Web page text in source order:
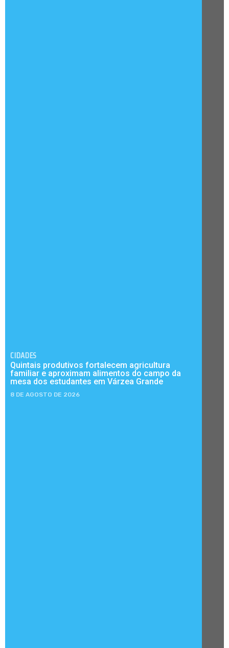
CIDADES
Quintais produtivos fortalecem agricultura
familiar e aproximam alimentos do campo da
mesa dos estudantes em Várzea Grande
8 DE AGOSTO DE 2026